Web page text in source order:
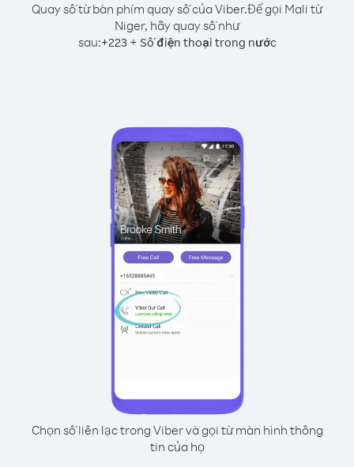
Quay số từ bàn phím quay số của Viber.Để gọi Mali từ
Niger, hãy quay số như
sau:+223+ Số điện thoại trong nước
Chọn số liên lạc trong Viber và gọi từ màn hình thông
tin của họ